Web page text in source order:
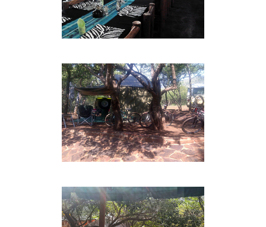
Schlafzimmer haben jeweils ein Etagenbett
(Doppelbett unten und ein Einzelbett oben). Es hat
eine Außenbraai und Sitzbereich auf der Rückseite
Utensilien, Geschirr, Töpfen und Pfannen und
sogar Tupperware und grundlegenden
Küchengeräten. Zusätzliche Decken und
Handtücher sind auf Anfrage an der Rezeption
erhältlich. Die Ställe bieten eine herrliche Aussicht
auf die umliegenden Berge und kostenfreie
Parkplätze. Es gibt auch einen Fernseher mit DStv-
Paket sowie einen Wohn- und Essbereich, der auch
Bitte beachten Sie, dass das Thaba Nkwe Bushveld
Inn der Ansicht ist, dass das Rauchen in den
Unterkünften nicht gestattet ist. Bitte denken Sie